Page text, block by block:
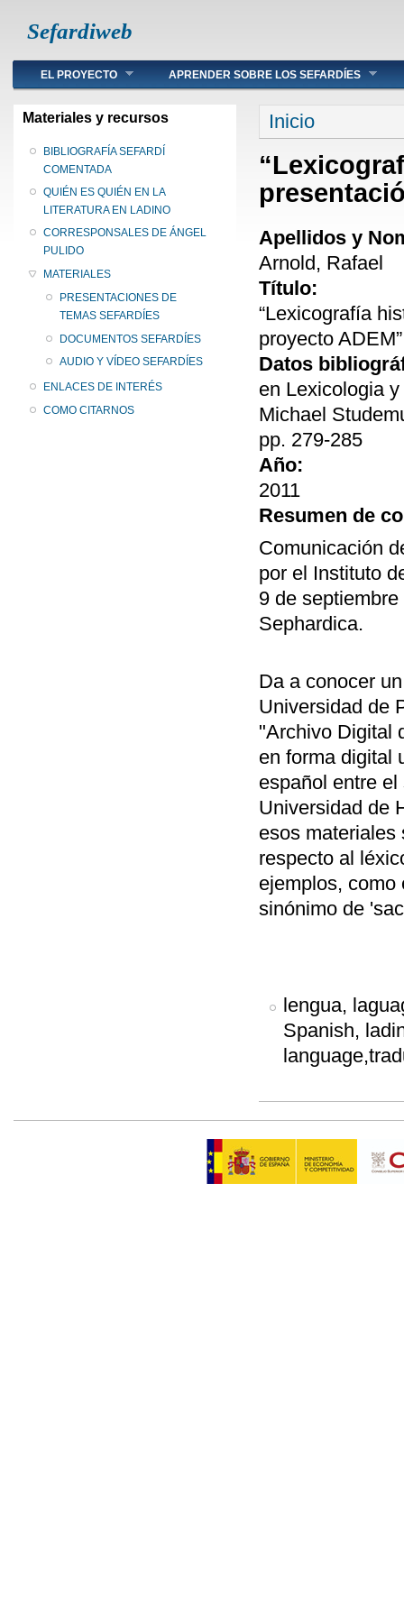
Sefardiweb
Main menu
EL PROYECTO APRENDER SOBRE LOS SEFARDÍES
Materiales y recursos
BIBLIOGRAFÍA SEFARDÍ
COMENTADA
QUIÉN ES QUIÉN EN LA
LITERATURA EN LADINO
CORRESPONSALES DE ÁNGEL
PULIDO
MATERIALES
PRESENTACIONES DE
TEMAS SEFARDÍES
DOCUMENTOS SEFARDÍES
AUDIO Y VÍDEO SEFARDÍES
ENLACES DE INTERÉS
COMO CITARNOS
Se encuentra
Inicio
Apellidos y
Arnold, Rafael
Título:
“Lexicografía
proyecto ADEM”
Datos
en Lexicologia
Michael
pp. 279-285
Año:
2011
Resumen de
Comunicación
por el Instituto
9 de
Sephardica.
Da a conocer
Universidad de
"Archivo Digital
en forma digital
español entre
Universidad de
esos materiales
respecto al
ejemplos,
sinónimo de
lengua,
Spanish,